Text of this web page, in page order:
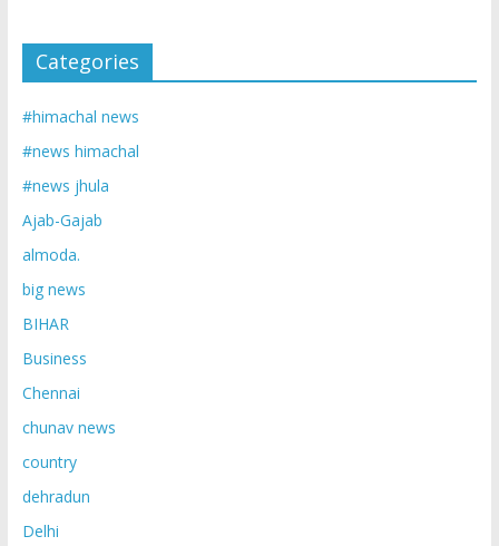
Categories
#himachal news
#news himachal
#news jhula
Ajab-Gajab
almoda.
big news
BIHAR
Business
Chennai
chunav news
country
dehradun
Delhi